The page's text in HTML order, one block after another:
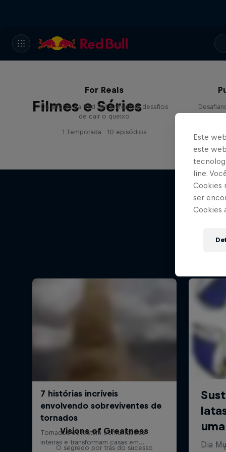
Filmes e Séries
For Reals
Os atletas da Red Bull enfrentam desafios
de cair o queixo
1 Temporada · 10 episódios
Visions of Greatness
O segredo por trás do sucesso
Este
este
line.
Cookies
ser
Cookies